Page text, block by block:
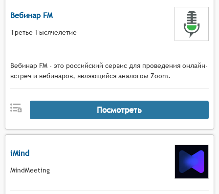
Вебинар FM
Третье Тысячелетие
Вебинар FM - это российский сервис для проведения онлайн-
встреч и вебинаров, являющийся аналогом Zoom.
Посмотреть
iMind
MindMeeting